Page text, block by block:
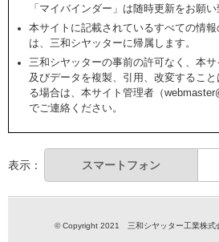
「マイバインダー」は随時更新をお願い
本サイトに記載されているすべての情
は、三和シヤッターに帰属します。
三和シヤッターの事前の許可なく、本
及びデータを複製、引用、改変するこ
る場合は、本サイト管理者（
でご連絡ください。
表示： スマートフォン
© Copyright 2021 三和シヤッター工業株式